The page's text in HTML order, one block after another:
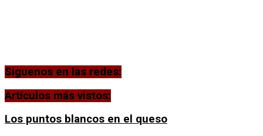
Siguenos en las redes:
Artículos más vistos:
Los puntos blancos en el queso